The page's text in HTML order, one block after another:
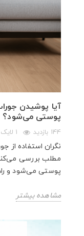
آیا پوشیدن
پوستی می‌شود؟
144 بازدید 1 لایک
نگران استفاده از
مطلب بررسی
پوستی می‌شود و
مشاهده بیشتر